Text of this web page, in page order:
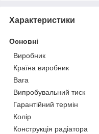
Характеристики
Основні
Виробник
Країна виробник
Вага
Випробувальний тиск
Гарантійний термін
Колір
Конструкція радіатора